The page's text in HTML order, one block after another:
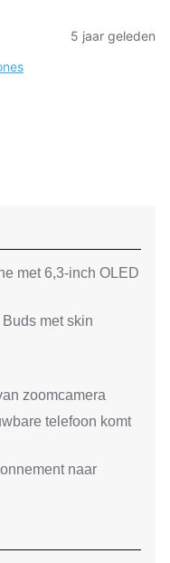
5 jaar geleden
met 6,3-inch OLED
met skin
zoomcamera
telefoon komt
naar